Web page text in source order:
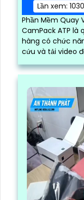
Lần xem: 1030
Phần Mềm Quay
CamPack ATP là
hàng có chức
cứu và tải video